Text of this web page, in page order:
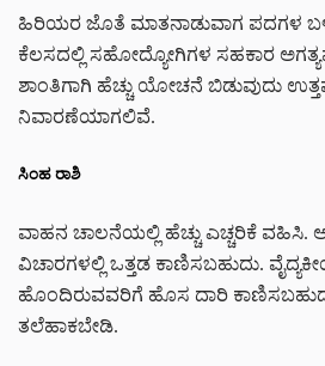
ಹಿರಿಯರ ಜೊತೆ ಮಾತನಾಡುವಾಗ ಪದಗಳ
ಕೆಲಸದಲ್ಲಿ ಸಹೋದ್ಯೋಗಿಗಳ ಸಹಕಾರ
ಶಾಂತಿಗಾಗಿ ಹೆಚ್ಚು ಯೋಚನೆ ಬಿಡುವುದು
ನಿವಾರಣೆಯಾಗಲಿವೆ.
ಸಿಂಹ ರಾಶಿ
ವಾಹನ ಚಾಲನೆಯಲ್ಲಿ ಹೆಚ್ಚು ಎಚ್ಚರಿಕೆ ವಹಿಸಿ.
ವಿಚಾರಗಳಲ್ಲಿ ಒತ್ತಡ ಕಾಣಿಸಬಹುದು. ವೈದ್ಯಕೀಯ
ಹೊಂದಿರುವವರಿಗೆ ಹೊಸ ದಾರಿ
ತಲೆಹಾಕಬೇಡಿ.